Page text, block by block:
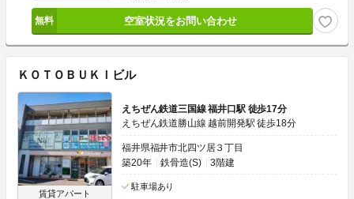
空室状況をお問い合わせ
ＫＯＴＯＢＵＫＩビル
賃貸アパート
えちぜん鉄道三国線 福井口駅 徒歩17分
えちぜん鉄道勝山線 越前開発駅 徒歩18分
福井県福井市北四ツ居３丁目
築20年
鉄骨造(S) 3階建
駐車場あり